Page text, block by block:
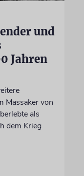
und
Jahren
Massaker von
als
dem Krieg